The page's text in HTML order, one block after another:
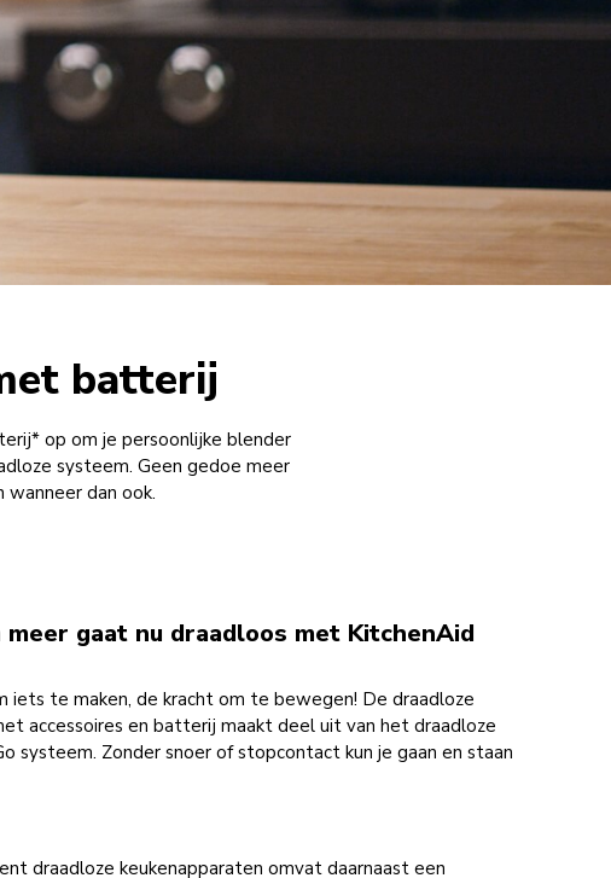
batterij
op om je persoonlijke blender
systeem. Geen gedoe meer
dan ook.
meer gaat nu draadloos met KitchenAid
iets te maken, de kracht om te bewegen! De draadloze
accessoires en batterij maakt deel uit van het draadloze
systeem. Zonder snoer of stopcontact kun je gaan en staan
draadloze keukenapparaten omvat daarnaast een